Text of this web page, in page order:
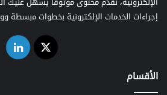
إجراءات الخدمات الإلكترونية بخطوات مبسطة
‫X
الأقسام